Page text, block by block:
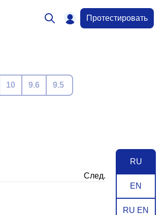
Протестировать
10 9.6 9.5
RU
EN
RU EN
След.